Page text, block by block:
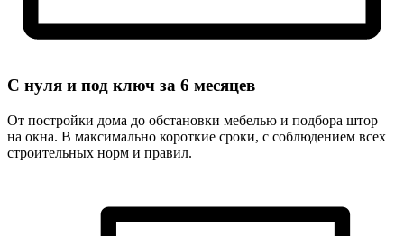
С нуля и под ключ за 6 месяцев
От постройки дома до обстановки мебелью и подбора штор
на окна. В максимально короткие сроки, с соблюдением всех
строительных норм и правил.